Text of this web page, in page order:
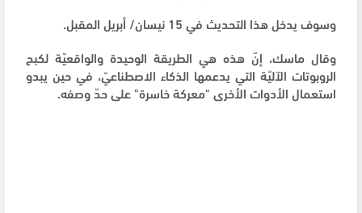
وسوف يدخل هذا التحديث في 15 نيسان/ أبريل المقبل.
وقال ماسك، إنّ هذه هي الطريقة الوحيدة والواقعيّة لكبح
الروبوتات الآليّة التي يدعمها الذكاء الاصطناعيّ، في حين يبدو
استعمال الأدوات الأخرى "معركة خاسرة" على حدّ وصفه.